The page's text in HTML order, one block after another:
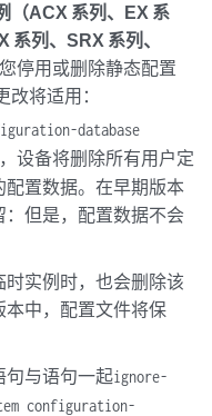
（ACX 系列、EX 系
系列、SRX 系列、
停用或删除静态配置
将适用：
database
设备将删除所有用户定
配置数据。在早期版本
但是，配置数据不会
实例时，也会删除该
中，配置文件将保
句与语句一起ignore-
configuration-